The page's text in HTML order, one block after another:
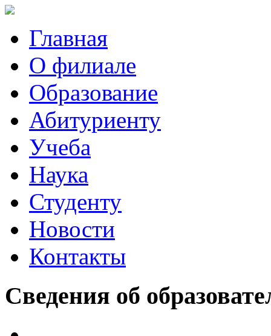
Главная
О филиале
Образование
Абитуриенту
Учеба
Наука
Студенту
Новости
Контакты
Сведения об